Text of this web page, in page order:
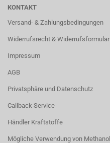
KONTAKT
Versand- & Zahlungsbedingungen
Widerrufsrecht & Widerrufsformular
Impressum
AGB
Privatsphäre und Datenschutz
Callback Service
Händler Kraftstoffe
Mögliche Verwendung von Methanol